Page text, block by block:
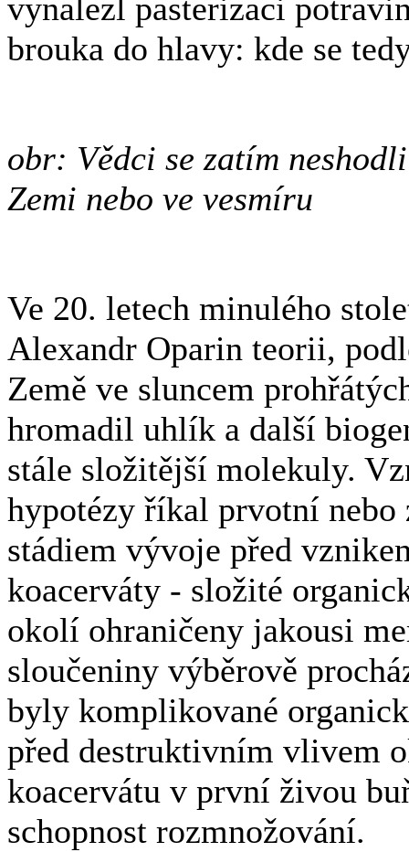
vynalezl pasterizaci
brouka do hlavy: kde se
obr: Vědci se zatím
Zemi nebo ve vesmíru
Ve 20. letech minulého
Alexandr Oparin teorii,
Země ve sluncem
hromadil uhlík a další
stále složitější molekuly.
hypotézy říkal prvotní nebo
stádiem vývoje před
koacerváty - složité
okolí ohraničeny jakousi
sloučeniny výběrově
byly komplikované
před destruktivním vlivem
koacervátu v první živou
schopnost rozmnožování.